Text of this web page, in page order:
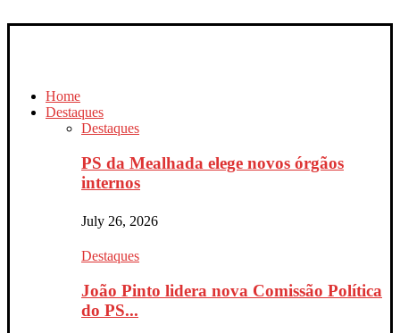
Home
Destaques
Destaques
PS da Mealhada elege novos órgãos
internos
July 26, 2026
Destaques
João Pinto lidera nova Comissão Política
do PS...